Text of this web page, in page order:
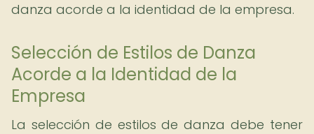
danza acorde a la identidad de la empresa.
Selección de Estilos de Danza
Acorde a la Identidad de la
Empresa
La selección de estilos de danza debe tener